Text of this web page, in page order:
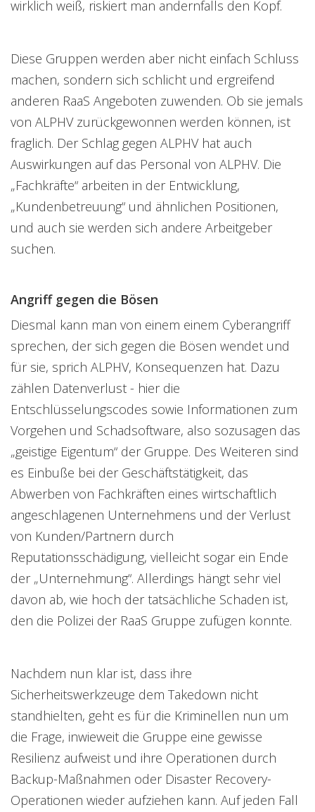
wirklich weiß, riskiert man andernfalls den Kopf.
Diese Gruppen werden aber nicht einfach Schluss
machen, sondern sich schlicht und ergreifend
anderen RaaS Angeboten zuwenden. Ob sie jemals
von ALPHV zurückgewonnen werden können, ist
fraglich. Der Schlag gegen ALPHV hat auch
Auswirkungen auf das Personal von ALPHV. Die
„Fachkräfte“ arbeiten in der Entwicklung,
„Kundenbetreuung“ und ähnlichen Positionen,
und auch sie werden sich andere Arbeitgeber
suchen.
Angriff gegen die Bösen
Diesmal kann man von einem einem Cyberangriff
sprechen, der sich gegen die Bösen wendet und
für sie, sprich ALPHV, Konsequenzen hat. Dazu
zählen Datenverlust - hier die
Entschlüsselungscodes sowie Informationen zum
Vorgehen und Schadsoftware, also sozusagen das
„geistige Eigentum“ der Gruppe. Des Weiteren sind
es Einbuße bei der Geschäftstätigkeit, das
Abwerben von Fachkräften eines wirtschaftlich
angeschlagenen Unternehmens und der Verlust
von Kunden/Partnern durch
Reputationsschädigung, vielleicht sogar ein Ende
der „Unternehmung“. Allerdings hängt sehr viel
davon ab, wie hoch der tatsächliche Schaden ist,
den die Polizei der RaaS Gruppe zufügen konnte.
Nachdem nun klar ist, dass ihre
Sicherheitswerkzeuge dem Takedown nicht
standhielten, geht es für die Kriminellen nun um
die Frage, inwieweit die Gruppe eine gewisse
Resilienz aufweist und ihre Operationen durch
Backup-Maßnahmen oder Disaster Recovery-
Operationen wieder aufziehen kann. Auf jeden Fall